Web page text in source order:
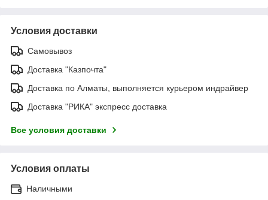
Условия доставки
Самовывоз
Доставка "Казпочта"
Доставка по Алматы, выполняется курьером индрайвер
Доставка "РИКА" экспресс доставка
Все условия доставки
Условия оплаты
Наличными